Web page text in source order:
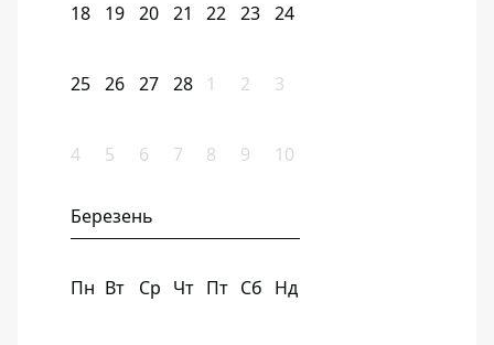
18 19 20 21 22 23 24
25 26 27 28 1 2 3
4 5 6 7 8 9 10
Березень
Пн Вт Ср Чт Пт Сб Нд